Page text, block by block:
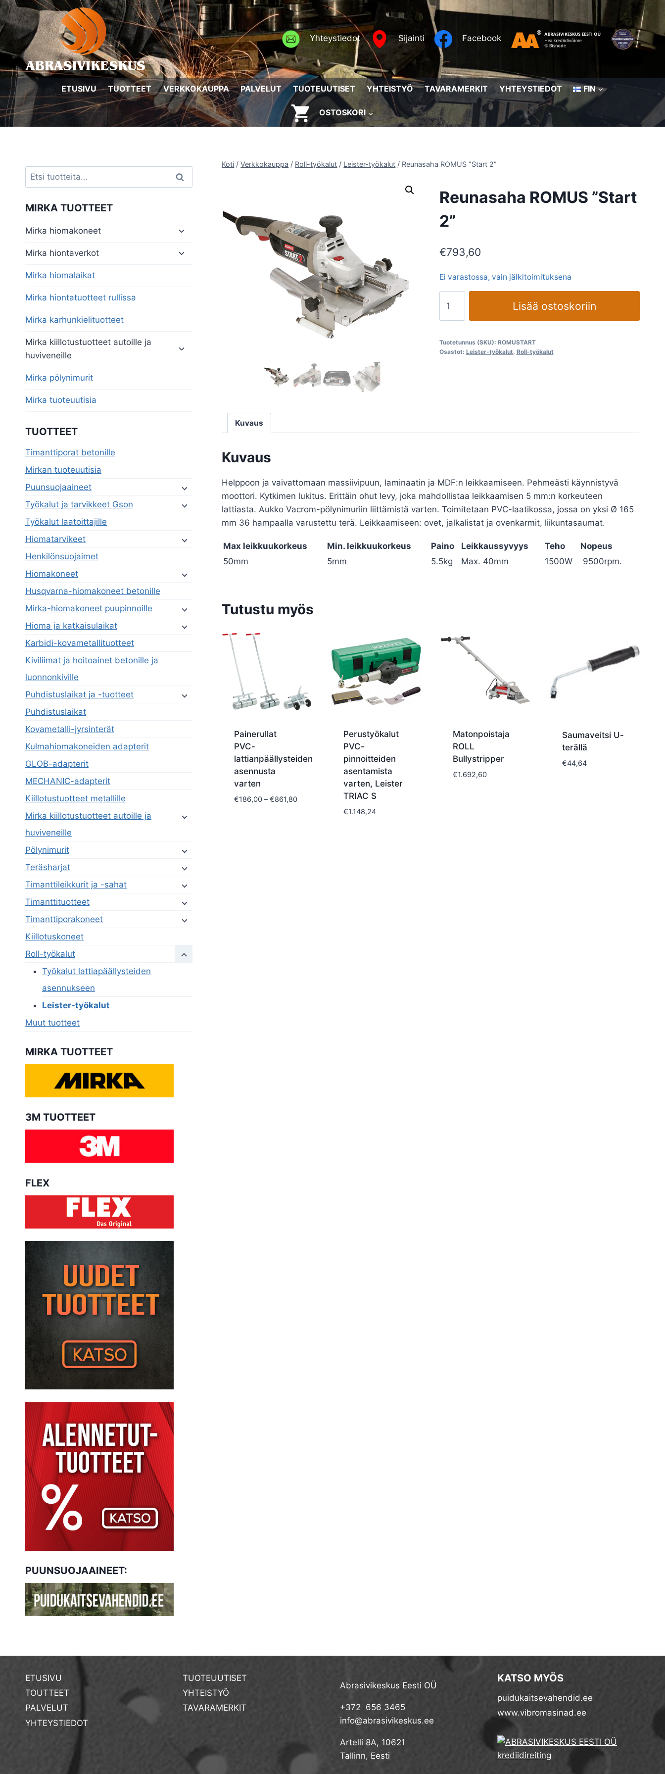
Siirry
sisältöön
Yhteystiedot
Sijainti Facebook
ETUSIVU TUOTTEET VERKKOKAUPPA PALVELUT TUOTEUUTISET YHTEISTYÖ TAVARAMERKIT YHTEYSTIEDOT FIN
OSTOSKORI
Koti / Verkkokauppa / Roll-työkalut / Leister-työkalut / Reunasaha ROMUS ”Start 2”
Reunasaha ROMUS ”Start
2”
€793,60
Ei varastossa, vain jälkitoimituksena
ROMUS
"Start
määrä
Lisää ostoskoriin
Tuotetunnus (SKU): ROMUSTART
Osastot: Leister-työkalut, Roll-työkalut
Kuvaus
Kuvaus
Helppoon ja vaivattomaan massiivipuun, laminaatin ja MDF:n leikkaamiseen. Pehmeästi käynnistyvä
moottori. Kytkimen lukitus. Erittäin ohut levy, joka mahdollistaa leikkaamisen 5 mm:n korkeuteen
lattiasta. Aukko Vacrom-pölynimuriin liittämistä varten. Toimitetaan PVC-laatikossa, jossa on yksi Ø 165
mm 36 hampaalla varustettu terä. Leikkaamiseen: ovet, jalkalistat ja ovenkarmit, liikuntasaumat.
Max leikkuukorkeus Min. leikkuukorkeus Paino Leikkaussyvyys Teho
Nopeus
50mm
5mm 5.5kg Max. 40mm 1500W 9500rpm.
Tutustu myös
Painerullat
PVC-
lattianpäällysteiden
asennusta
varten
€186,00 – €861,80Hintaluokka:
Perustyökalut
PVC-
pinnoitteiden
asentamista
varten, Leister
TRIAC S
€1.148,24
Matonpoistaja
ROLL
Bullystripper
€1.692,60
Saumaveitsi U-
terällä
€44,64
Etsi: Haku
MIRKA TUOTTEET
Mirka hiomakoneet
Toggle
menu
Mirka hiontaverkot
Toggle
Mirka hiomalaikat
Mirka hiontatuotteet rullissa
Mirka karhunkielituotteet
Mirka kiillotustuotteet autoille ja
huviveneille
child
Mirka pölynimurit
Mirka tuoteuutisia
TUOTTEET
Timanttiporat betonille
Mirkan tuoteuutisia
Puunsuojaaineet
Työkalut ja tarvikkeet Gson
Työkalut laatoittajille
Hiomatarvikeet
Henkilönsuojaimet
Hiomakoneet
Husqvarna-hiomakoneet betonille
Mirka-hiomakoneet puupinnoille
Hioma ja katkaisulaikat
Karbidi-kovametallituotteet
Kiviliimat ja hoitoainet betonille ja
luonnonkiville
Puhdistuslaikat ja -tuotteet
Puhdistuslaikat
Kovametalli-jyrsinterät
Kulmahiomakoneiden adapterit
GLOB-adapterit
MECHANIC-adapterit
Kiillotustuotteet metallille
Mirka kiillotustuotteet autoille ja
huviveneille
Pölynimurit
Teräsharjat
Timanttileikkurit ja -sahat
Timanttituotteet
Timanttiporakoneet
Kiillotuskoneet
Roll-työkalut
Työkalut lattiapäällysteiden
asennukseen
Leister-työkalut
Muut tuotteet
MIRKA TUOTTEET
3M TUOTTEET
FLEX
PUUNSUOJAAINEET:
ETUSIVU
TOUTTEET
PALVELUT
YHTEYSTIEDOT
TUOTEUUTISET
YHTEISTYÖ
TAVARAMERKIT
Abrasivikeskus Eesti OÜ
+372 656 3465
info@abrasivikeskus.ee
Artelli 8A, 10621
Tallinn, Eesti
KATSO MYÖS
puidukaitsevahendid.ee
www.vibromasinad.ee